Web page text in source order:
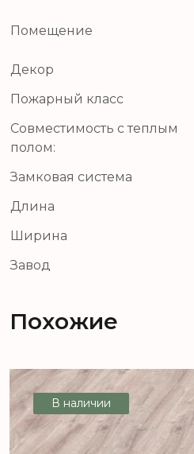
Помещение
Декор
Пожарный класс
Совместимость с теплым
полом:
Замковая система
Длина
Ширина
Завод
Похожие
В наличии